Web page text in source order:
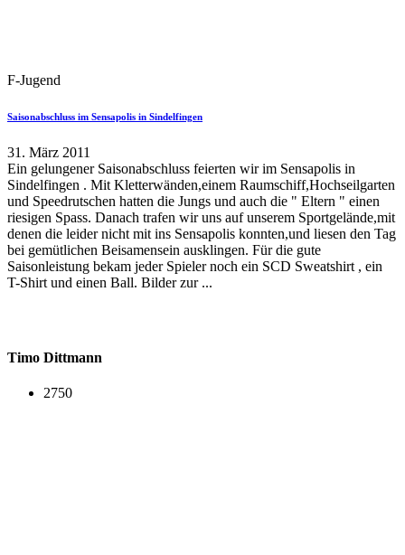
F-Jugend
Saisonabschluss im Sensapolis in Sindelfingen
31. März 2011
Ein gelungener Saisonabschluss feierten wir im Sensapolis in
Sindelfingen . Mit Kletterwänden,einem Raumschiff,Hochseilgarten
und Speedrutschen hatten die Jungs und auch die " Eltern " einen
riesigen Spass. Danach trafen wir uns auf unserem Sportgelände,mit
denen die leider nicht mit ins Sensapolis konnten,und liesen den Tag
bei gemütlichen Beisamensein ausklingen. Für die gute
Saisonleistung bekam jeder Spieler noch ein SCD Sweatshirt , ein
T-Shirt und einen Ball. Bilder zur ...
Timo Dittmann
2750